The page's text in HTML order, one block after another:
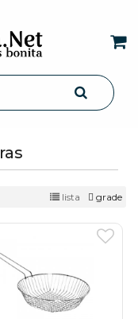
lista grade